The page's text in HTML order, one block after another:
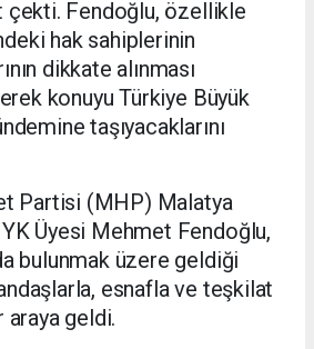
çekti. Fendoğlu, özellikle
hak sahiplerinin
dikkate alınması
konuyu Türkiye Büyük
taşıyacaklarını
Partisi (MHP) Malatya
Üyesi Mehmet Fendoğlu,
bulunmak üzere geldiği
esnafla ve teşkilat
araya geldi.